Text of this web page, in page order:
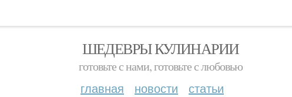
ШЕДЕВРЫ КУЛИНАРИИ
готовьте с нами, готовьте с любовью
главная новости статьи